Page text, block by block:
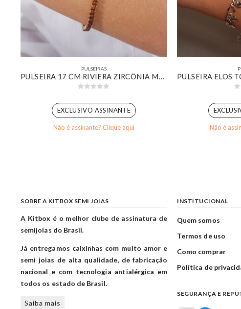
PULSEIRAS
PULSEIRA 17 CM RIVIERA ZIRCÔNIA MARROM BANHADO EM OURO 18K
EXCLUSIVO ASSINANTE
Não é assinante? Clique aqui Não é
SOBRE A KITBOX SEMI JOIAS
A Kitbox é o melhor clube de assinatura de
semijoias do Brasil.
Já entregamos caixinhas com muito amor e
semi joias de alta qualidade, de fabricação
nacional e com tecnologia antialérgica em
todos os estado de Brasil.
Saiba mais
INSTITUCIONAL
Quem somos
Termos de uso
Como comprar
Política de
SEGURANÇA E